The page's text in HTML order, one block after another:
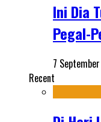
Ini Dia
Pegal-
7
Recent